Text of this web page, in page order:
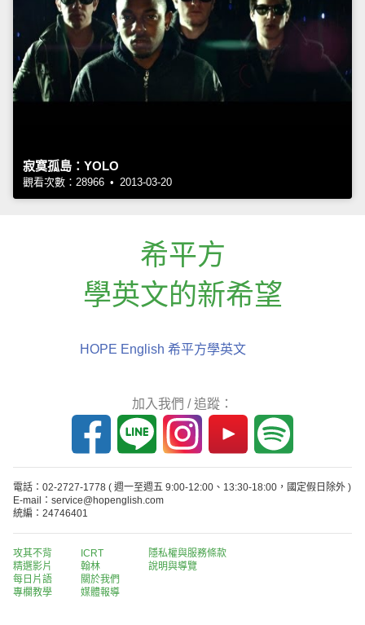
寂寞孤島：YOLO
觀看次數：28966 • 2013-03-20
希平方
學英文的新希望
HOPE English 希平方學英文
加入我們 / 追蹤：
電話：02-2727-1778 ( 週一至週五 9:00-12:00、13:30-18:00，國定假日除外 )
E-mail：service@hopenglish.com
統編：24746401
攻其不背
精選影片
每日片語
專欄教學
ICRT
翰林
關於我們
媒體報導
隱私權與服務條款
說明與導覽